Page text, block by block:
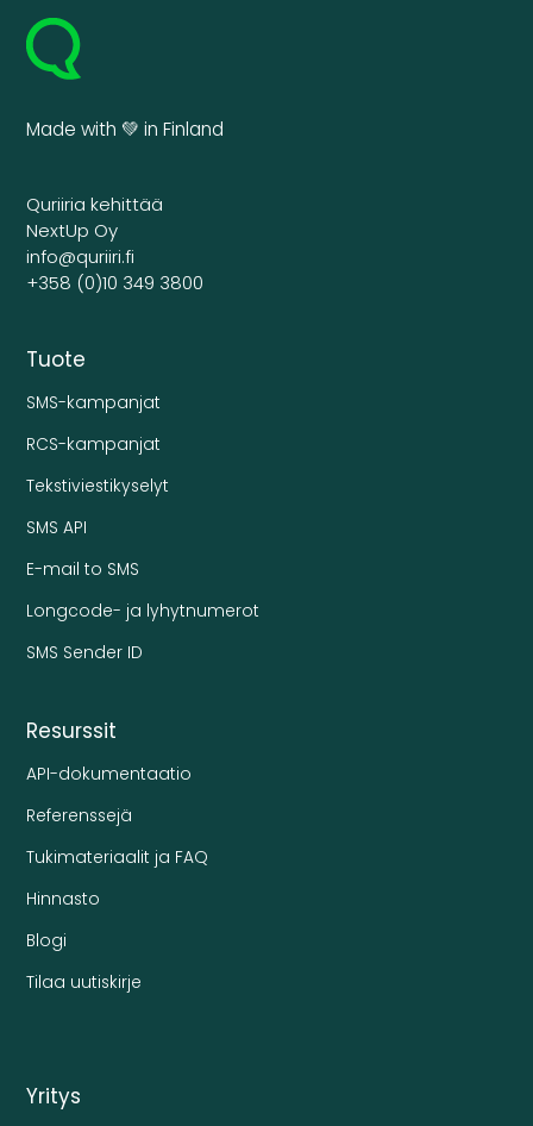
Made with 💚 in Finland
Quriiria kehittää
NextUp Oy
info@quriiri.fi
+358 (0)10 349 3800
Tuote
SMS-kampanjat
RCS-kampanjat
Tekstiviestikyselyt
SMS API
E-mail to SMS
Longcode- ja lyhytnumerot
SMS Sender ID
Resurssit
API-dokumentaatio
Referenssejä
Tukimateriaalit ja FAQ
Hinnasto
Blogi
Tilaa uutiskirje
Yritys